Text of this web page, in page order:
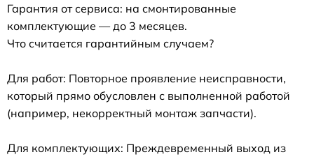
Гарантия от сервиса: на смонтированные
комплектующие — до 3 месяцев.
Что считается гарантийным случаем?
Для работ: Повторное проявление неисправности,
который прямо обусловлен с выполненной работой
(например, некорректный монтаж запчасти).
Для комплектующих: Преждевременный выход из